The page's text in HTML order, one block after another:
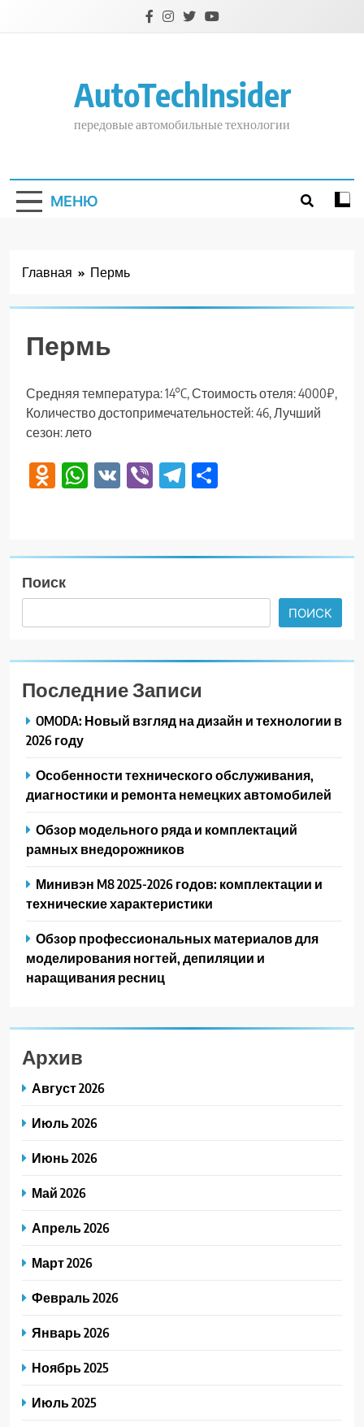
AutoTechInsider
передовые автомобильные технологии
МЕНЮ
Главная Пермь
Пермь
Средняя температура: 14°C, Стоимость отеля: 4000₽,
Количество достопримечательностей: 46, Лучший
сезон: лето
Odnoklassniki
WhatsApp
VK ViberTelegram
Поиск
ПОИСК
Последние Записи
OMODA: Новый взгляд на дизайн и технологии в
2026 году
Особенности технического обслуживания,
диагностики и ремонта немецких автомобилей
Обзор модельного ряда и комплектаций
рамных внедорожников
Минивэн M8 2025-2026 годов: комплектации и
технические характеристики
Обзор профессиональных материалов для
моделирования ногтей, депиляции и
наращивания ресниц
Архив
Август 2026
Июль 2026
Июнь 2026
Май 2026
Апрель 2026
Март 2026
Февраль 2026
Январь 2026
Ноябрь 2025
Июль 2025